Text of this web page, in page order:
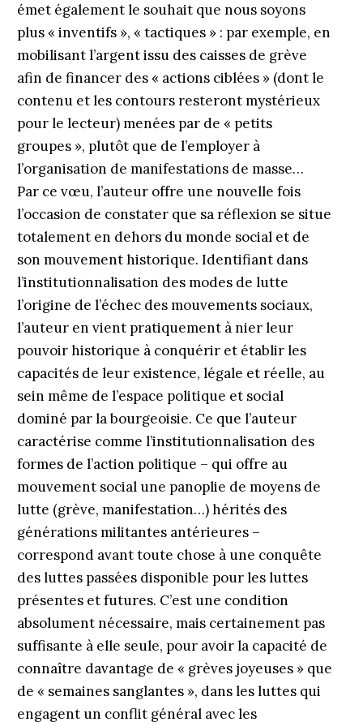
émet également le souhait que nous soyons
plus « inventifs », « tactiques » : par exemple, en
mobilisant l’argent issu des caisses de grève
afin de financer des « actions ciblées » (dont le
contenu et les contours resteront mystérieux
pour le lecteur) menées par de « petits
groupes », plutôt que de l’employer à
l’organisation de manifestations de masse…
Par ce vœu, l’auteur offre une nouvelle fois
l’occasion de constater que sa réflexion se situe
totalement en dehors du monde social et de
son mouvement historique. Identifiant dans
l’institutionnalisation des modes de lutte
l’origine de l’échec des mouvements sociaux,
l’auteur en vient pratiquement à nier leur
pouvoir historique à conquérir et établir les
capacités de leur existence, légale et réelle, au
sein même de l’espace politique et social
dominé par la bourgeoisie. Ce que l’auteur
caractérise comme l’institutionnalisation des
formes de l’action politique – qui offre au
mouvement social une panoplie de moyens de
lutte (grève, manifestation…) hérités des
générations militantes antérieures –
correspond avant toute chose à une conquête
des luttes passées disponible pour les luttes
présentes et futures. C’est une condition
absolument nécessaire, mais certainement pas
suffisante à elle seule, pour avoir la capacité de
connaître davantage de « grèves joyeuses » que
de « semaines sanglantes », dans les luttes qui
engagent un conflit général avec les